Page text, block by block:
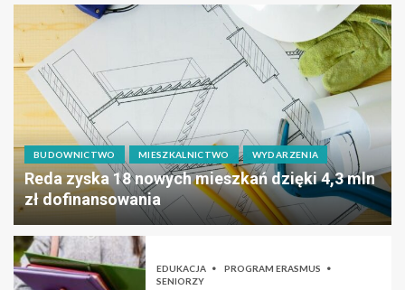
BUDOWNICTWO MIESZKALNICTWO WYDARZENIA
Reda zyska 18 nowych mieszkań dzięki 4,3 mln
zł dofinansowania
EDUKACJA
PROGRAM ERASMUS
SENIORZY